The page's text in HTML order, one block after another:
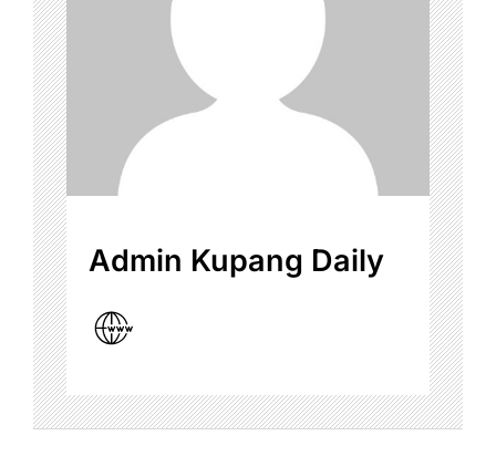
Admin Kupang Daily